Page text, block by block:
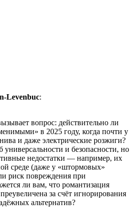
Levenbuc:
вопрос: действительно ли
в 2025 году, когда почти у
и даже электрические розжиги?
и безопасности, но
недостатки — например, их
среде (даже у «штормовых»
риск повреждения при
ли вам, что романтизация
за счёт игнорирования
альтернатив?